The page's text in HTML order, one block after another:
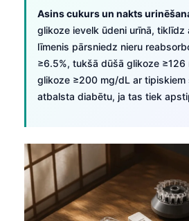
Asins cukurs un nakts
glikoze ievelk ūdeni urīnā, tiklīdz
līmenis pārsniedz nieru
≥6.5%, tukšā dūšā glikoze ≥126
glikoze ≥200 mg/dL ar tipiskiem
atbalsta diabētu, ja tas tiek